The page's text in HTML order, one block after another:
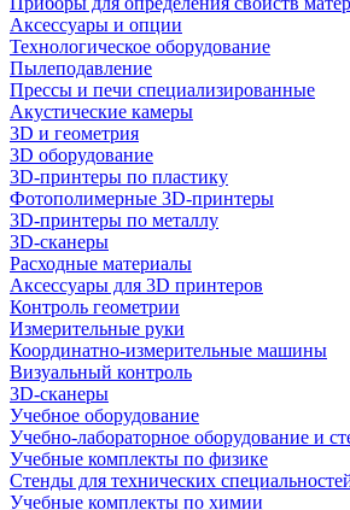
Аксессуары и опции
Технологическое оборудование
Пылеподавление
Прессы и печи специализированные
Акустические камеры
3D и геометрия
3D оборудование
3D-принтеры по пластику
Фотополимерные 3D-принтеры
3D-принтеры по металлу
3D-сканеры
Расходные материалы
Аксессуары для 3D принтеров
Контроль геометрии
Измерительные руки
Координатно-измерительные машины
Визуальный контроль
3D-сканеры
Учебное оборудование
Учебно-лабораторное оборудование и
Учебные комплекты по физике
Стенды для технических
Учебные комплекты по химии